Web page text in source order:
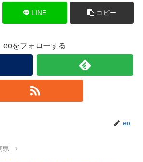
LINE コピー
eoをフォローする
eo
県